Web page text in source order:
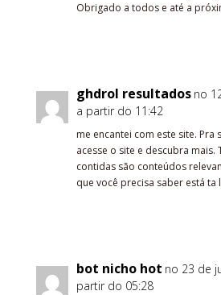
Obrigado a todos e até a
ghdrol resultados no
a partir do 11:42
me encantei com este site. Pra
acesse o site e descubra
contidas são conteúdos
que você precisa saber está ta
bot nicho hot no 23 de
partir do 05:28